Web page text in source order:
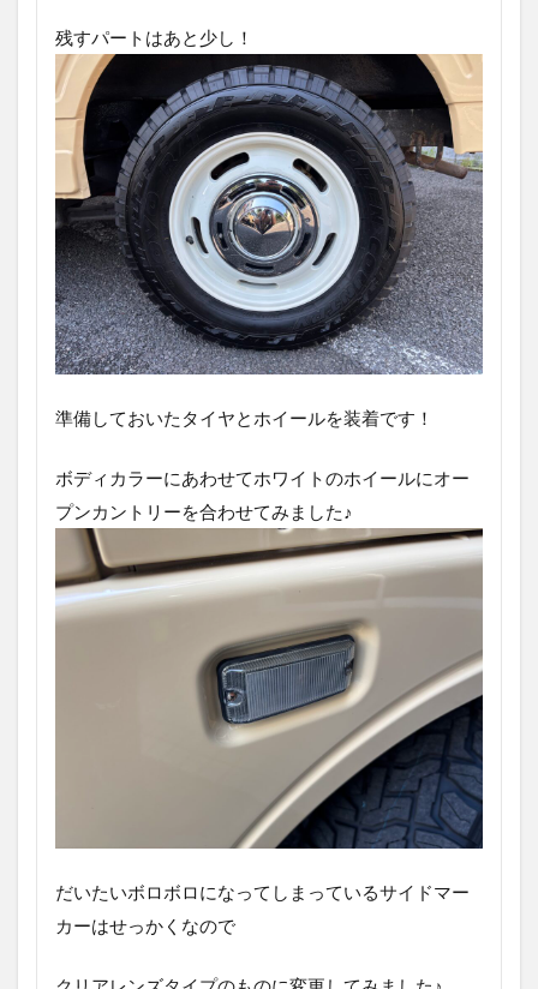
残すパートはあと少し！
準備しておいたタイヤとホイールを装着です！
ボディカラーにあわせてホワイトのホイールにオー
プンカントリーを合わせてみました♪
だいたいボロボロになってしまっているサイドマー
カーはせっかくなので